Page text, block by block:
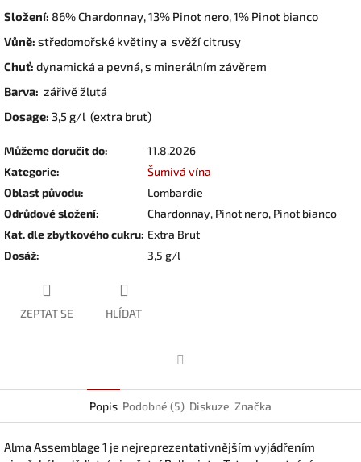
Složení: 86% Chardonnay, 13% Pinot nero, 1% Pinot bianco
Vůně: středomořské květiny a svěží citrusy
Chuť: dynamická a pevná, s minerálním závěrem
Barva: zářivě žlutá
Dosage: 3,5 g/l (extra brut)
Můžeme doručit do:
11.8.2026
Kategorie:
Šumivá vína
Oblast původu:
Lombardie
Odrůdové složení:
Chardonnay, Pinot nero, Pinot bianco
Kat. dle zbytkového cukru: Extra Brut
Dosáž: 3,5 g/l
ZEPTAT SE HLÍDAT
Popis Podobné (5) Diskuze Značka
Alma Assemblage 1 je nejreprezentativnějším vyjádřením